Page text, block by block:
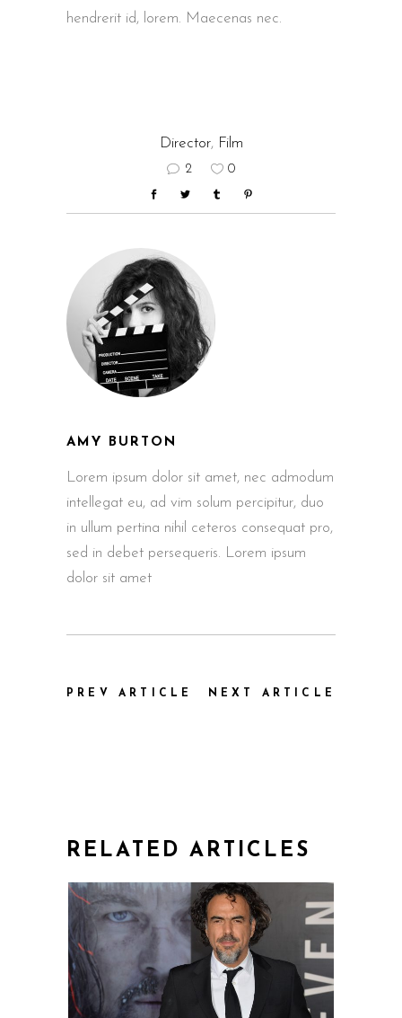
hendrerit id, lorem. Maecenas nec.
Director, Film
2 0
AMY BURTON
Lorem ipsum dolor sit amet, nec admodum
intellegat eu, ad vim solum percipitur, duo
in ullum pertina nihil ceteros consequat pro,
sed in debet persequeris. Lorem ipsum
dolor sit amet
PREV ARTICLE NEXT ARTICLE
RELATED ARTICLES